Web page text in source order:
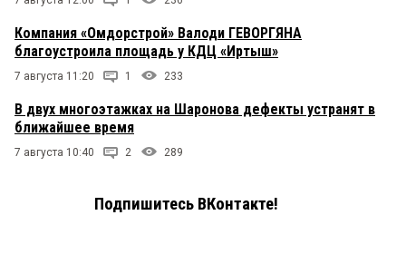
Компания «Омдорстрой» Валоди ГЕВОРГЯНА
благоустроила площадь у КДЦ «Иртыш»
7 августа 11:20 1 233
В двух многоэтажках на Шаронова дефекты устранят в
ближайшее время
7 августа 10:40 2 289
Подпишитесь ВКонтакте!